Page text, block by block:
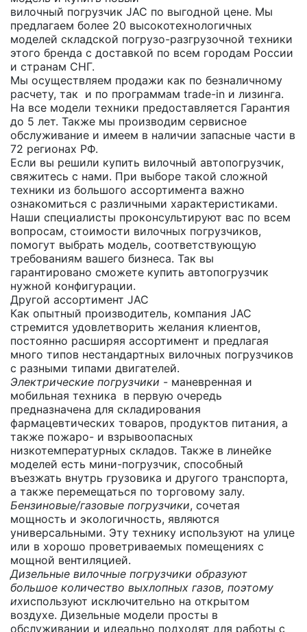
вилочный погрузчик JAC по выгодной цене. Мы
предлагаем более 20 высокотехнологичных
моделей складской погрузо-разгрузочной техники
этого бренда с доставкой по всем городам России
и странам СНГ.
Мы осуществляем продажи как по безналичному
расчету, так и по программам trade-in и лизинга.
На все модели техники предоставляется Гарантия
до 5 лет. Также мы производим сервисное
обслуживание и имеем в наличии запасные части в
72 регионах РФ.
Если вы решили купить вилочный автопогрузчик,
свяжитесь с нами. При выборе такой сложной
техники из большого ассортимента важно
ознакомиться с различными характеристиками.
Наши специалисты проконсультируют вас по всем
вопросам, стоимости вилочных погрузчиков,
помогут выбрать модель, соответствующую
требованиям вашего бизнеса. Так вы
гарантировано сможете купить автопогрузчик
нужной конфигурации.
Другой ассортимент JAC
Как опытный производитель, компания JAC
стремится удовлетворить желания клиентов,
постоянно расширяя ассортимент и предлагая
много типов нестандартных вилочных погрузчиков
с разными типами двигателей.
Электрические погрузчики - маневренная и
мобильная техника в первую очередь
предназначена для складирования
фармацевтических товаров, продуктов питания, а
также пожаро- и взрывоопасных
низкотемпературных складов. Также в линейке
моделей есть мини-погрузчик, способный
въезжать внутрь грузовика и другого транспорта,
а также перемещаться по торговому залу.
Бензиновые/газовые погрузчики, сочетая
мощность и экологичность, являются
универсальными. Эту технику используют на улице
или в хорошо проветриваемых помещениях с
мощной вентиляцией.
Дизельные вилочные погрузчики образуют
большое количество выхлопных газов, поэтому
ихиспользуют исключительно на открытом
воздухе. Дизельные модели просты в
обслуживании и идеально подходят для работы с